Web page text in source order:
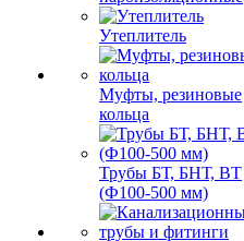
Утеплитель
Муфты, резиновые
кольца
Трубы БТ, БНТ, ВТ
(Ф100-500 мм)